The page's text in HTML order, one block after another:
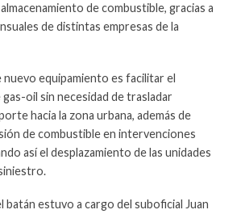
de combustible, gracias a
de distintas empresas de la
equipamiento es facilitar el
oil sin necesidad de trasladar
hacia la zona urbana, además de
de combustible en intervenciones
así el desplazamiento de las unidades
batán estuvo a cargo del suboficial Juan